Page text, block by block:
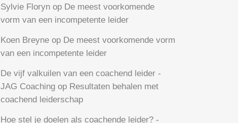
Sylvie Floryn op De meest voorkomende
vorm van een incompetente leider
Koen Breyne op De meest voorkomende vorm
van een incompetente leider
De vijf valkuilen van een coachend leider -
JAG Coaching op Resultaten behalen met
coachend leiderschap
Hoe stel je doelen als coachende leider? -